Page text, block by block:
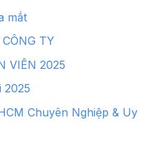
mắt
TY
VIÊN 2025
2025
Chuyên Nghiệp & Uy